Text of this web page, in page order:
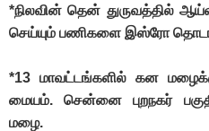
*நிலவின் தென் துருவத்தில்
செய்யும் பணிகளை இஸ்ரோ
*13 மாவட்டங்களில் கன
மையம். சென்னை புறநகர்
மழை.